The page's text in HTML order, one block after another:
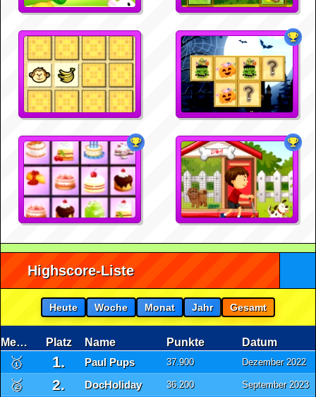
Highscore-Liste
Heute Woche Monat Jahr Gesamt
Medaille Platz Name Punkte Datum
🥇 1. Paul Pups 37.900 Dezember 2022
🥈 2. DocHoliday 36.200 September 2023